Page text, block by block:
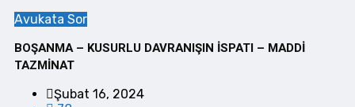
Avukata Sor
BOŞANMA – KUSURLU DAVRANIŞIN İSPATI – MADDİ
TAZMİNAT
Şubat 16, 2024